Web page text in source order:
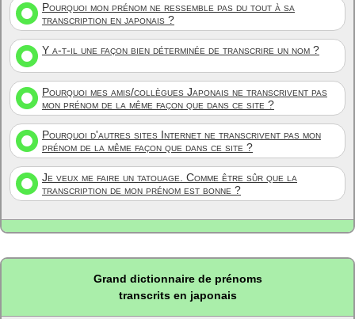
Pourquoi mon prénom ne ressemble pas du tout à sa
transcription en japonais ?
Y a-t-il une façon bien déterminée de transcrire un nom ?
Pourquoi mes amis/collègues Japonais ne transcrivent pas
mon prénom de la même façon que dans ce site ?
Pourquoi d'autres sites Internet ne transcrivent pas mon
prénom de la même façon que dans ce site ?
Je veux me faire un tatouage. Comme être sûr que la
transcription de mon prénom est bonne ?
Grand dictionnaire de prénoms
transcrits en japonais